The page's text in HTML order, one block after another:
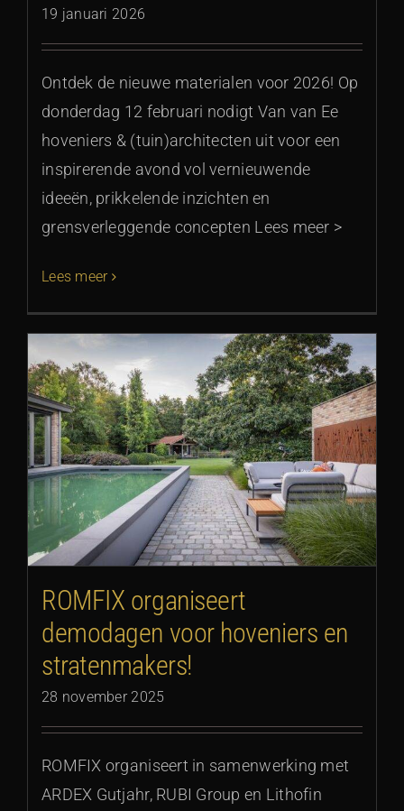
19 januari 2026
Ontdek de nieuwe materialen voor 2026! Op
donderdag 12 februari nodigt Van van Ee
hoveniers & (tuin)architecten uit voor een
inspirerende avond vol vernieuwende
ideeën, prikkelende inzichten en
grensverleggende concepten Lees meer >
Lees meer
ROMFIX organiseert
demodagen voor hoveniers en
stratenmakers!
28 november 2025
ROMFIX organiseert in samenwerking met
ARDEX Gutjahr, RUBI Group en Lithofin